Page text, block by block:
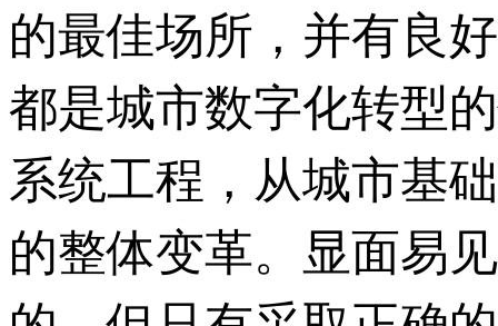
的最佳场所，并有良
都是城市数字化转型
系统工程，从城市基
的整体变革。显面易